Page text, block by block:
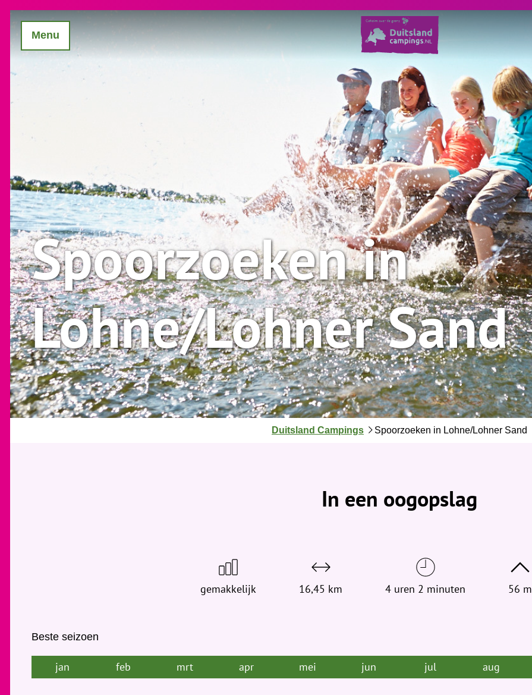
Menu
Spoorzoeken in
Lohne/Lohner Sand
J
Duitsland Campings Spoorzoeken in Lohne/Lohner Sand
In een oogopslag
gemakkelijk 16,45 km 4 uren 2 minuten 56 m
Beste seizoen
jan feb mrt apr mei jun jul aug